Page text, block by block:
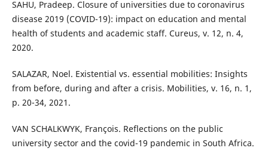
SAHU, Pradeep. Closure of universities due to coronavirus
disease 2019 (COVID-19): impact on education and mental
health of students and academic staff. Cureus, v. 12, n. 4,
2020.
SALAZAR, Noel. Existential vs. essential mobilities: Insights
from before, during and after a crisis. Mobilities, v. 16, n. 1,
p. 20-34, 2021.
VAN SCHALKWYK, François. Reflections on the public
university sector and the covid-19 pandemic in South Africa.